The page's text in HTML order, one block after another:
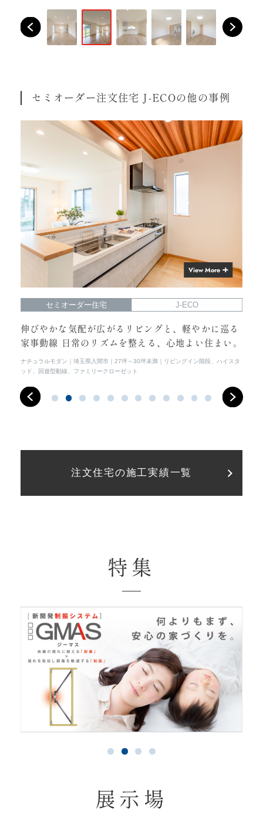
セミオーダー注文住宅 J-ECOの他の事例
View More
セミオーダー住宅 J-ECO
伸びやかな気配が広がるリビングと、軽やかに巡る
家事動線 日常のリズムを整える、心地よい住まい。
ナチュラルモダン 埼玉県入間市 27坪～30坪未満
リビングイン階段、ハイスタ
ッド、回遊型動線、ファミリークローゼット
注文住宅の施工実績一覧
特集
展示場